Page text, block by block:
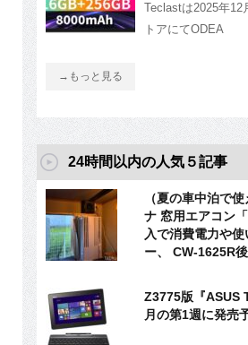
Teclastは2025年12
トアにてODEA
→もっと見る
24時間以内の人気５記事
（夏の車中泊で
ナ 窓用エアコン
入で消費電力や
ー、 CW-1625R
Z3775版『ASUS
月の第1週に発売